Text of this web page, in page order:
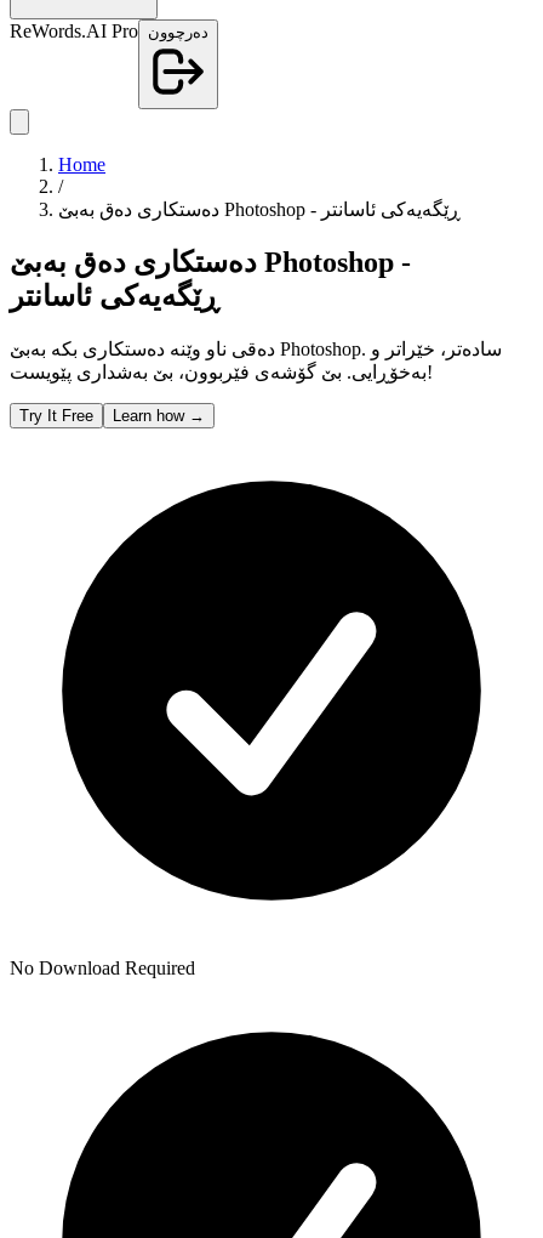
ReWords.AI Pro دەرچوون
Home
/
دەستکاری دەق بەبێ Photoshop - ڕێگەیەکی ئاسانتر
دەستکاری دەق بەبێ Photoshop -
ڕێگەیەکی ئاسانتر
دەقی ناو وێنە دەستکاری بکە بەبێ Photoshop. سادەتر، خێراتر و
بەخۆڕایی. بێ گۆشەی فێربوون، بێ بەشداری پێویست!
Try It Free Learn how →
No Download Required